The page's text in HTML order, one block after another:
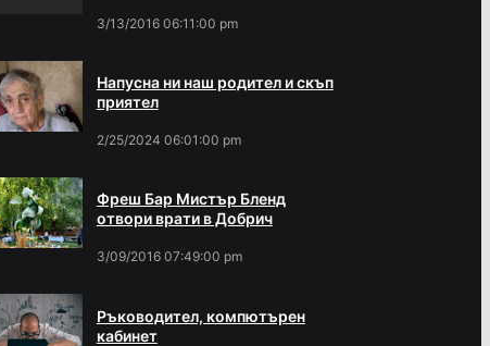
3/13/2016 06:11:00 pm
Напусна ни наш родител и скъп
приятел
2/25/2024 06:01:00 pm
Фреш Бар Мистър Бленд
отвори врати в Добрич
3/09/2016 07:49:00 pm
Ръководител, компютърен
кабинет